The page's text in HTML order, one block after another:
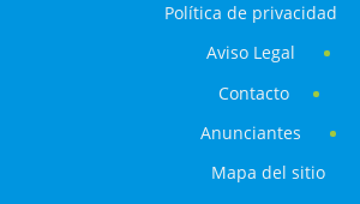
Política de privacidad
Aviso Legal
Contacto
Anunciantes
Mapa del sitio